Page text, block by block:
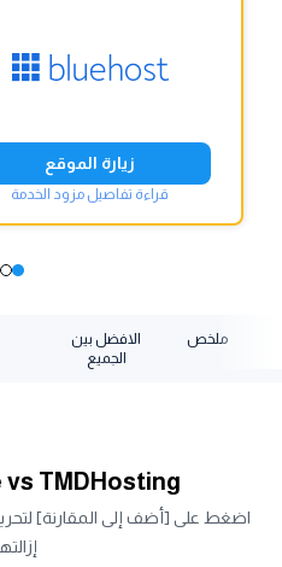
زيارة الموقع
قراءة تفاصيل مزود الخدمة
ملخص
الافضل بين
الجميع
vs TMDHosting
اضغط على [أضف إلى المقارنة]